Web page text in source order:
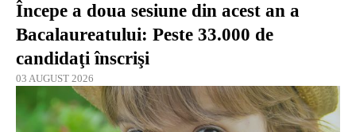
Începe a doua sesiune din acest an a
Bacalaureatului: Peste 33.000 de
candidaţi înscrişi
03 AUGUST 2026